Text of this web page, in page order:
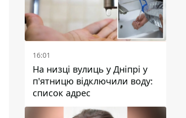
16:01
На низці вулиць у Дніпрі у
п'ятницю відключили воду:
список адрес